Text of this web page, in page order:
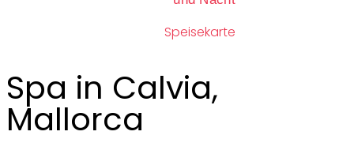
Speisekarte
Spa in Calvia,
Mallorca